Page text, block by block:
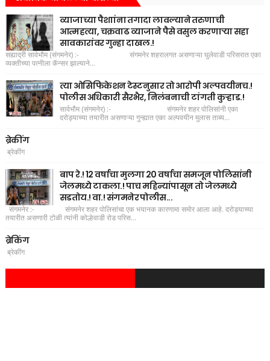
व्याजाच्या पैशाांना तगादा लावल्याने तरुणाची
आत्महत्या, चक्रवाढ व्याजाने पैसे वसुल करणाऱ्या सहा
सावकारांवर गुन्हा दाखल.!
सह्याद्री सार्वभौम (संगमनेर) :- संगमनेर शहरालगत असणाऱ्या घुलेवाडी परिसरात एका
व्यक्तीच्या पत्नीला कॅन्सर झाल्याने...
त्या ओसिफिकेशन टेस्टनुसार तो आरोपी अल्पवयीनच.!
पोलीस अधिकारी सैरभैर, निलंबनाची टांगती कुऱ्हाड.!
सार्वभौम (संगमनेर) :- संगमनेर शहर पोलिसांनी एका
दरोड्याच्या तयारीत असणाऱ्या गुन्ह्यात एका अल्पवयीन मुलास ताब्य...
ब्रेकींग
ब्रेकींग
बाप रे.! 12 वर्षाचा मुलगा 20 वर्षाचा समजून पोलिसांनी
जेलमध्ये टाकला.! पाच महिन्यांपासून तो जेलमध्ये
सडतोय.! वा.! संगमनेर पोलीस...
संगमनेर :- संगमनेर शहर पोलिसांचा एक भयानक कारणामा समोर आला आहे. दरोड्याच्या
तयारीत असणारी टोळी त्यांनी कोल्हेवाडी रोड परिस...
ब्रेकिंग
ब्रेकींग